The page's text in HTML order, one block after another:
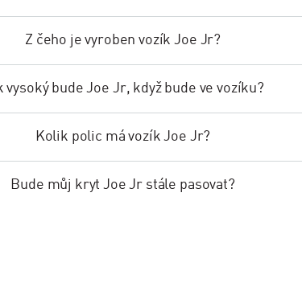
Z čeho je vyroben vozík Joe Jr?
vysoký bude Joe Jr, když bude ve vozíku?
Kolik polic má vozík Joe Jr?
Bude můj kryt Joe Jr stále pasovat?